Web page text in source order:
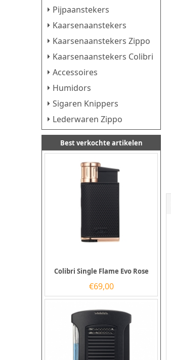
Pijpaanstekers
Kaarsenaanstekers
Kaarsenaanstekers Zippo
Kaarsenaanstekers Colibri
Accessoires
Humidors
Sigaren Knippers
Lederwaren Zippo
Best verkochte artikelen
Colibri Single Flame Evo Rose
€69,00